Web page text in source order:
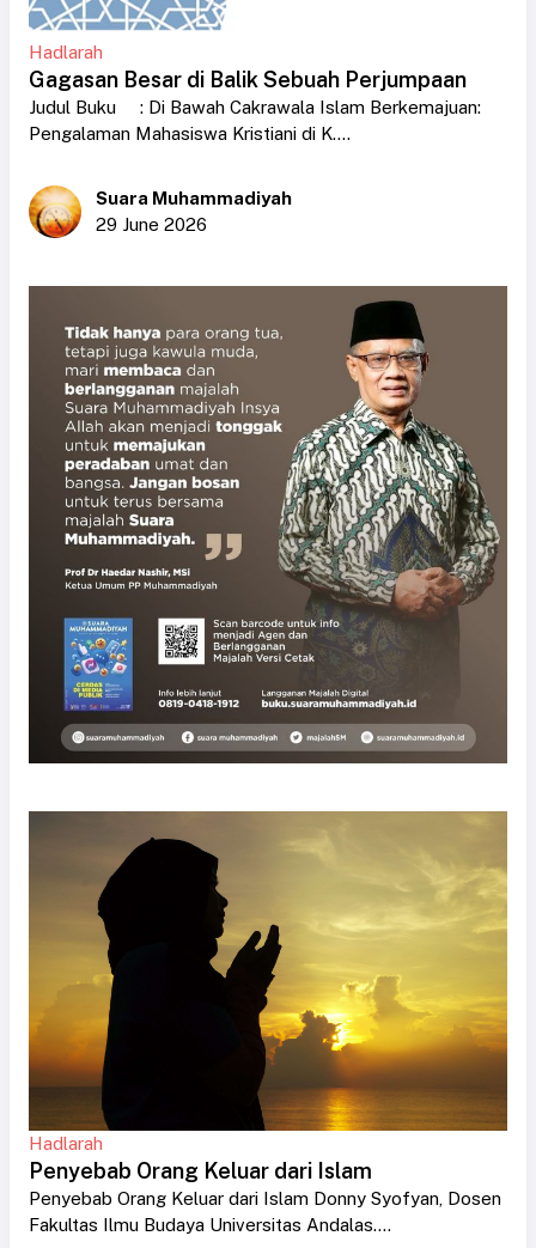
Hadlarah
Gagasan Besar di Balik Sebuah Perjumpaan
Judul Buku : Di Bawah Cakrawala Islam Berkemajuan:
Pengalaman Mahasiswa Kristiani di K....
Suara Muhammadiyah
29 June 2026
Hadlarah
Penyebab Orang Keluar dari Islam
Penyebab Orang Keluar dari Islam Donny Syofyan, Dosen
Fakultas Ilmu Budaya Universitas Andalas....